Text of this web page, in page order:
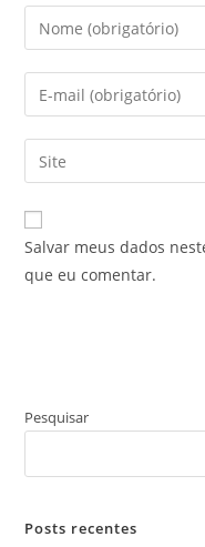
Digite
seu
nome
ou
de
usuário
para
comentar
Digite
seu
endereço
de
mail
para
comentar
Digite
o
URL
do
site
Salvar meus dados
que eu comentar.
Pesquisar
Posts recentes